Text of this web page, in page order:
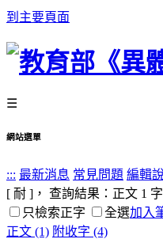
到主要頁面
☰
網站選單
::: 最新消息 常見問題 編輯
[ 耐 ]， 查詢結果：正文 1
只檢索正字
全選加入
正文 (1) 附收字 (4)